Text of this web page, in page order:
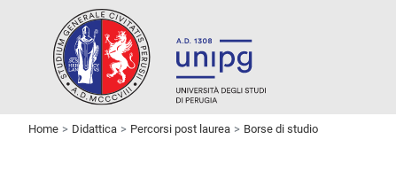
Home Didattica Percorsi post laurea Borse di studio